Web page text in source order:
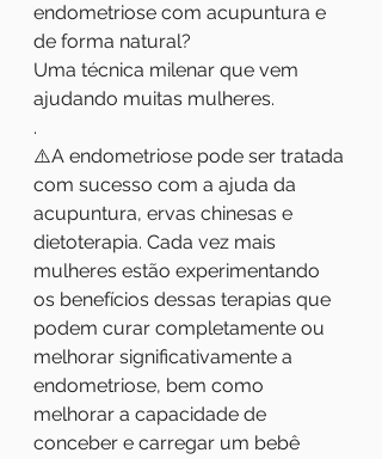
endometriose com acupuntura e
de forma natural?
Uma técnica milenar que vem
ajudando muitas mulheres.
.
⚠️A endometriose pode ser tratada
com sucesso com a ajuda da
acupuntura, ervas chinesas e
dietoterapia. Cada vez mais
mulheres estão experimentando
os benefícios dessas terapias que
podem curar completamente ou
melhorar significativamente a
endometriose, bem como
melhorar a capacidade de
conceber e carregar um bebê